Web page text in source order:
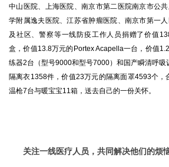
中山医院、上海医院、南京市第二医院南京市公
学附属逸夫医院、江苏省肿瘤医院、南京市第一
及社区、警察等一线防疫工作人员捐赠了价值
盒，价值13.8万元的Portex Acapella一台，价值
练器2台（型号9000和型号7000）和国产瞬清呼吸
隔离衣1358件，价值23万元的隔离面罩4593个，
温枪7台与暖宝宝11箱，送去自己的一份关怀。
关注一线医疗人员，共同解决他们的烦